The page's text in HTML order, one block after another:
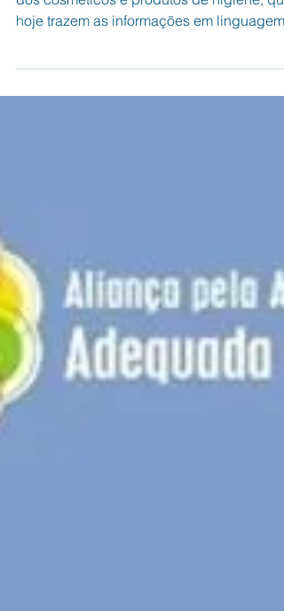
A partir de novembro de 2021, os rótulos
dos cosméticos e produtos de higiene, que